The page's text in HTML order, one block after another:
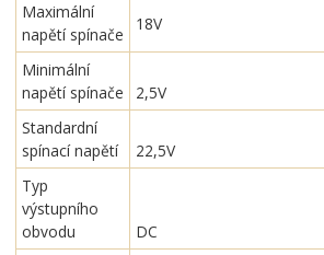
Maximální
napětí spínače
18V
Minimální
napětí spínače
2,5V
Standardní
spínací napětí
22,5V
Typ
výstupního
obvodu
DC